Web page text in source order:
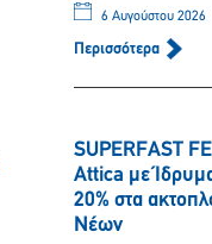
6 Αυγούστου 2026
Περισσότερα
SUPERFAST
Attica με
20% στα
Νέων